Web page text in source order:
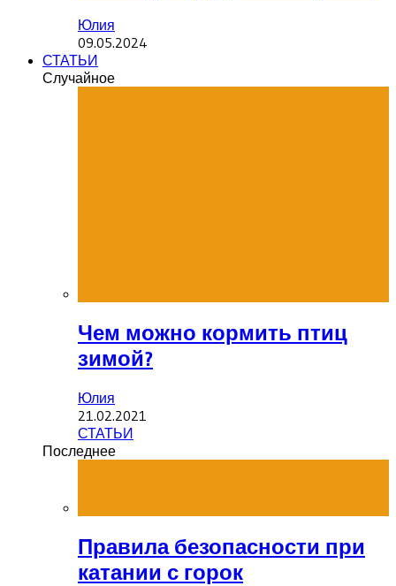
Юлия
09.05.2024
СТАТЬИ
Случайное
Чем можно кормить птиц
зимой?
Юлия
21.02.2021
СТАТЬИ
Последнее
Правила безопасности при
катании с горок